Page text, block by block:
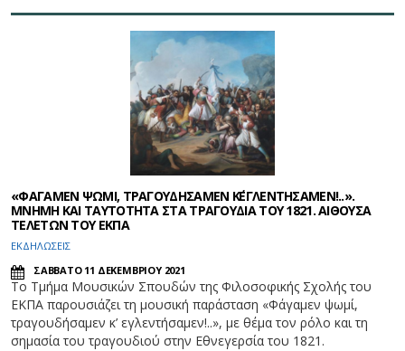
«ΦΑΓΑΜΕΝ ΨΩΜΙ, ΤΡΑΓΟΥΔΗΣΑΜΕΝ K΄ΕΓΛΕΝΤΗΣΑΜΕΝ!..».
ΜΝΗΜΗ ΚΑΙ ΤΑΥΤΟΤΗΤΑ ΣΤΑ ΤΡΑΓΟΥΔΙΑ ΤΟΥ 1821. ΑΙΘΟΥΣΑ
ΤΕΛΕΤΩΝ ΤΟΥ ΕΚΠΑ
ΕΚΔΗΛΩΣΕΙΣ
ΣΑΒΒΑΤΟ 11 ΔΕΚΕΜΒΡΙΟΥ 2021
Το Τμήμα Μουσικών Σπουδών της Φιλοσοφικής Σχολής του
ΕΚΠΑ παρουσιάζει τη μουσική παράσταση «Φάγαμεν ψωμί,
τραγουδήσαμεν κ’ εγλεντήσαμεν!..», με θέμα τον ρόλο και τη
σημασία του τραγουδιού στην Εθνεγερσία του 1821.